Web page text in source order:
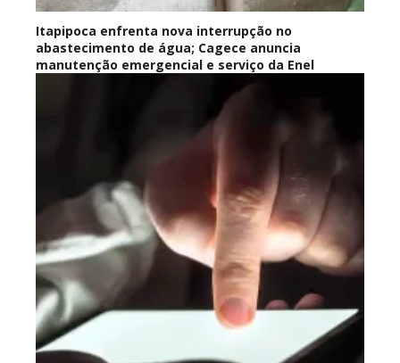
Itapipoca enfrenta nova interrupção no
abastecimento de água; Cagece anuncia
manutenção emergencial e serviço da Enel